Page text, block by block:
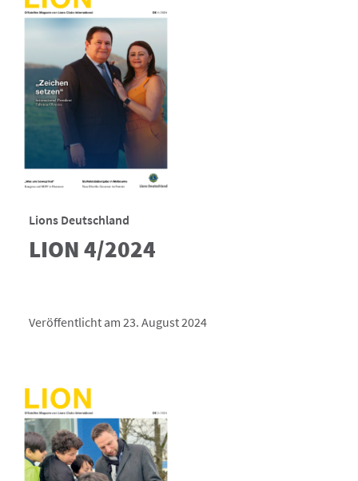
Lions Deutschland
LION 4/2024
Veröffentlicht am 23. August 2024